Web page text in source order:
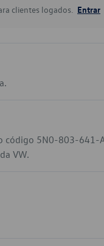
clientes logados. Entrar
5N0-803-641-
VW.